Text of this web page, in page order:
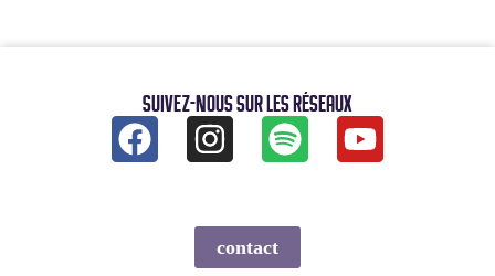
Suivez-nous sur les réseaux
contact